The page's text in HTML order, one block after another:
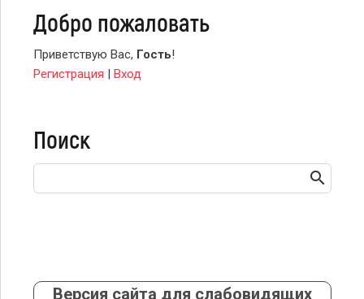
Добро пожаловать
Приветствую Вас, Гость!
Регистрация | Вход
Поиск
Версия сайта для слабовидящих